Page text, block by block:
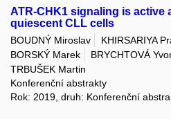
ATR-CHK1 signaling is active
quiescent CLL cells
BOUDNÝ Miroslav
KHIRSARIYA
BORSKÝ Marek
BRYCHTOVÁ
TRBUŠEK Martin
Konferenční abstrakty
Rok: 2019, druh: Konferenční